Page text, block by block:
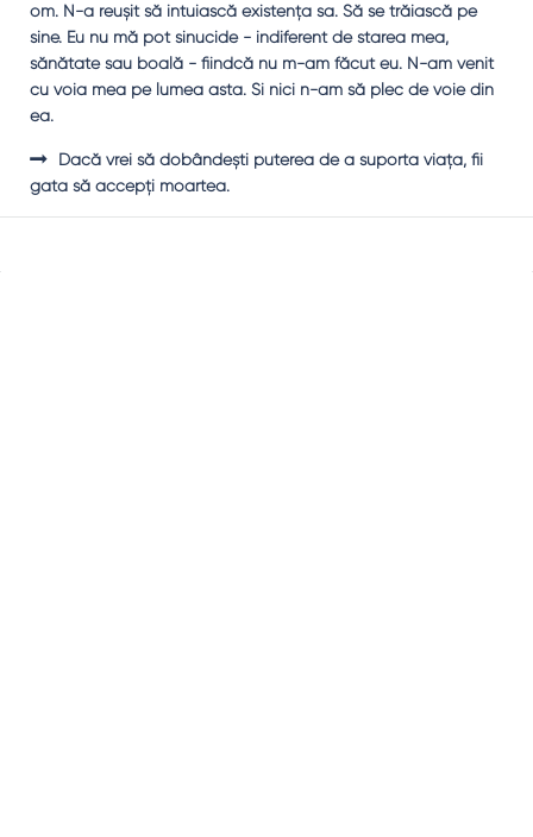
om. N-a reuşit să intuiască existenţa sa. Să se trăiască pe
sine. Eu nu mă pot sinucide - indiferent de starea mea,
sănătate sau boală - fiindcă nu m-am făcut eu. N-am venit
cu voia mea pe lumea asta. Şi nici n-am să plec de voie din
ea.
Dacă vrei să dobândeşti puterea de a suporta viaţa, fii
gata să accepţi moartea.